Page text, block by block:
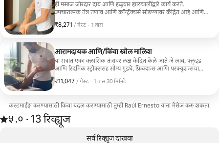
ही मसाज जोरदार दाब आणि हळूवार हालचालींद्वारे कार्य करते.
उपचारात्मक तंत्र तणाव आणि कॉन्ट्रॅक्चर्स सोडण्यावर केंद्रित आहे आणि
₹8,271 / गेस्ट
₹8,271 प्रति गेस्ट
, · 1 तास
आरामदायक आणि/किंवा खोल मालिश
या सत्रात एका क्लासिक तंत्रावर लक्ष केंद्रित केले जाते जे लांब, फ्लुइड
आणि रिदमिक स्ट्रोक्ससह सौम्य गुडघे, फ्रिक्शन्स आणि परक्युशन्सचा
₹11,047 / गेस्ट
₹11,047 प्रति गेस्ट
, · 1 तास 30 मिनिटे
कस्टमाईझ करण्यासाठी किंवा बदल करण्यासाठी तुम्ही Raúl Ernesto यांना मेसेज करू शकता.
13 रिव्ह्यूजमधून 5 पैकी ५.० स्टार्स रेटिंग आहे
५.०
,
· 13 रिव्ह्यूज
सर्व रिव्ह्यूज दाखवा